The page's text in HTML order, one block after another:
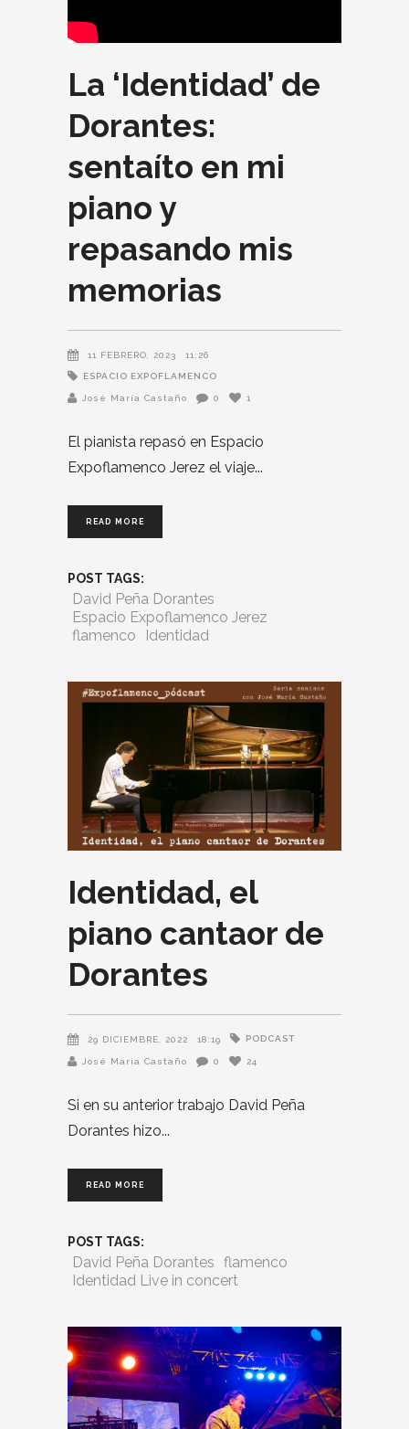
La ‘Identidad’ de
Dorantes:
sentaíto en mi
piano y
repasando mis
memorias
11 FEBRERO, 2023 11:26
ESPACIO EXPOFLAMENCO
José María Castaño 0 1
El pianista repasó en Espacio
Expoflamenco Jerez el viaje
READ MORE
POST TAGS:
David Peña Dorantes
Espacio Expoflamenco Jerez
flamenco
Identidad
Identidad, el
piano cantaor de
Dorantes
29 DICIEMBRE, 2022 18:19 PODCAST
José María Castaño 0 24
Si en su anterior trabajo David Peña
Dorantes hizo
READ MORE
POST TAGS:
David Peña Dorantes flamenco
Identidad Live in concert